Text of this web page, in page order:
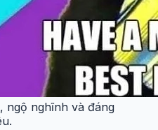
ngộ nghĩnh và đáng